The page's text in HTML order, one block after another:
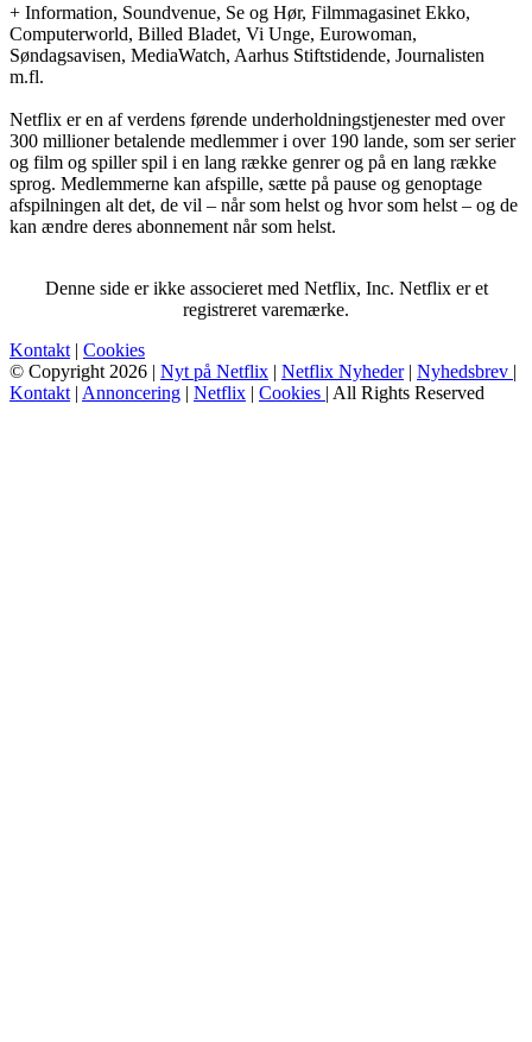
+ Information, Soundvenue, Se og Hør, Filmmagasinet Ekko,
Computerworld, Billed Bladet, Vi Unge, Eurowoman,
Søndagsavisen, MediaWatch, Aarhus Stiftstidende, Journalisten
m.fl.
Netflix er en af verdens førende underholdningstjenester med over
300 millioner betalende medlemmer i over 190 lande, som ser serier
og film og spiller spil i en lang række genrer og på en lang række
sprog. Medlemmerne kan afspille, sætte på pause og genoptage
afspilningen alt det, de vil – når som helst og hvor som helst – og de
kan ændre deres abonnement når som helst.
Denne side er ikke associeret med Netflix, Inc. Netflix er et
registreret varemærke.
Kontakt | Cookies
© Copyright 2026 | Nyt på Netflix | Netflix Nyheder| Nyhedsbrev |
Kontakt | Annoncering | Netflix | Cookies | All Rights Reserved